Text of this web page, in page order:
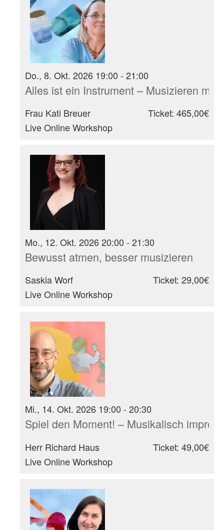
Do., 8. Okt. 2026 19:00 - 21:00
Alles ist ein Instrument – Musizieren mit
Frau Kati Breuer
Live Online Workshop
Ticket: 465,00€
Mo., 12. Okt. 2026 20:00 - 21:30
Bewusst atmen, besser musizieren
Saskia Worf
Live Online Workshop
Ticket: 29,00€
Mi., 14. Okt. 2026 19:00 - 20:30
Spiel den Moment! – Musikalisch
Herr Richard Haus
Live Online Workshop
Ticket: 49,00€